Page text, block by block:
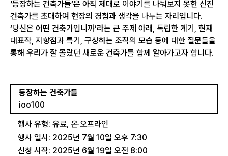
‘등장하는 건축가들’은 아직 제대로 이야기를 나눠보지 못한 신진
건축가를 초대하여 현장의 경험과 생각을 나누는 자리입니다.
‘당신은 어떤 건축가입니까’라는 큰 주제 아래, 독립한 계기, 현재
대표작, 지향점과 특기, 구상하는 조직의 모습 등에 대한 질문들을
통해 우리가 잘 몰랐던 새로운 건축가를 함께 알아가고자 합니다.
등장하는 건축가들
ioo100
행사 유형: 유료, 온∙오프라인
행사 일시: 2025년 7월 10일 오후 7:30
신청 시작: 2025년 6월 19일 오전 8:00